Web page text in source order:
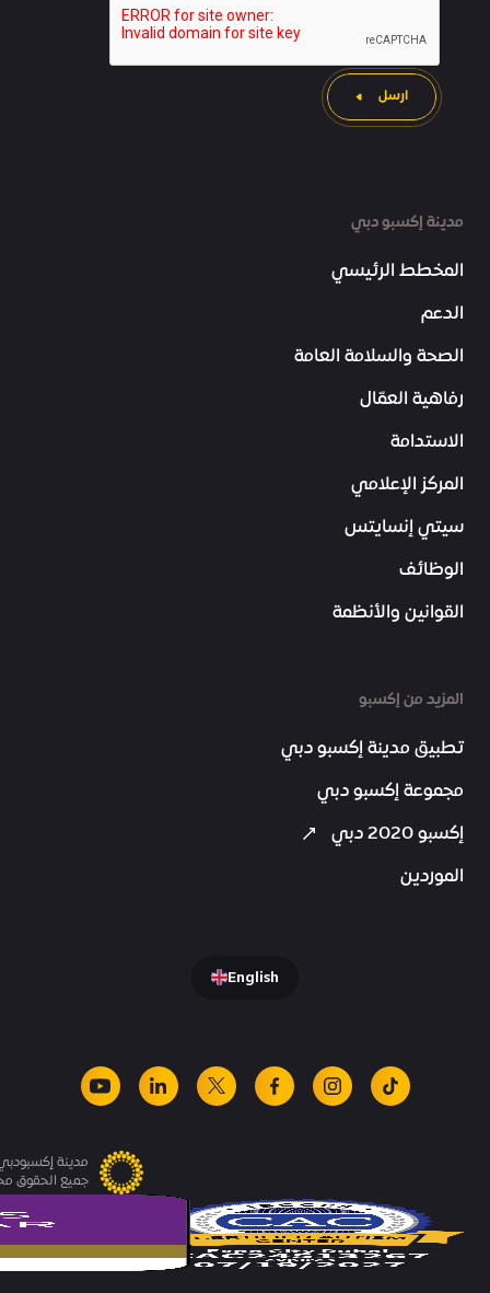
مدينة إكسبو دبي
المخطط الرئيسي
الدعم
الصحة والسلامة العامة
رفاهية العمّال
الاستدامة
المركز الإعلامي
سيتي إنسايتس
الوظائف
القوانين والأنظمة
المزيد من إكسبو
تطبيق مدينة إكسبو دبي
مجموعة إكسبو دبي
إكسبو 2020 دبي
الموردين
ارسل
English
tiktok
instagram
facebook
x
linkedin
youtube
مدينة
جميع الحقوق